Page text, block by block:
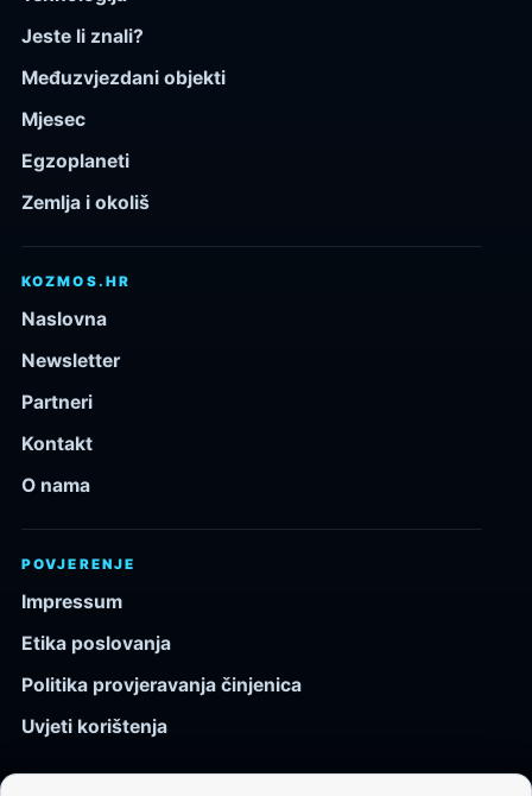
Jeste li znali?
Međuzvjezdani objekti
Mjesec
Egzoplaneti
Zemlja i okoliš
KOZMOS.HR
Naslovna
Newsletter
Partneri
Kontakt
O nama
POVJERENJE
Impressum
Etika poslovanja
Politika provjeravanja činjenica
Uvjeti korištenja